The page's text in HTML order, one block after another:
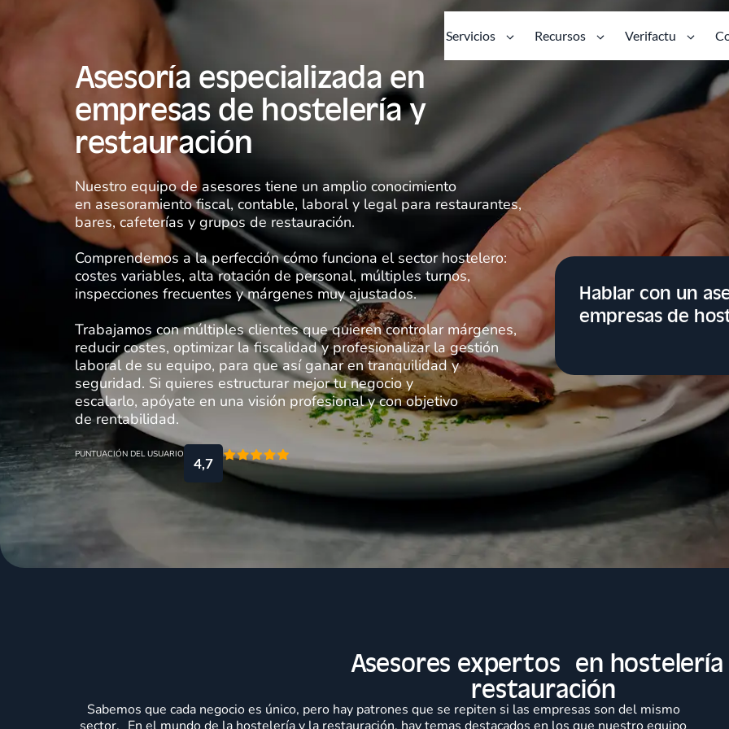
Servicios Recursos Verifactu
Asesoría especializada en
empresas de hostelería y
restauración
Nuestro equipo de asesores tiene un amplio conocimiento
en asesoramiento fiscal, contable, laboral y legal para restaurantes,
bares, cafeterías y grupos de restauración.
Comprendemos a la perfección cómo funciona el sector hostelero:
costes variables, alta rotación de personal, múltiples turnos,
inspecciones frecuentes y márgenes muy ajustados.
Trabajamos con múltiples clientes que quieren controlar márgenes,
reducir costes, optimizar la fiscalidad y profesionalizar la gestión
laboral de su equipo, para que así ganar en tranquilidad y
seguridad. Si quieres estructurar mejor tu negocio y
escalarlo, apóyate en una visión profesional y con objetivo
de rentabilidad.
PUNTUACIÓN DEL USUARIO
4,7
Hablar con un
empresas de
Asesores expertos en
restauración
Sabemos que cada negocio es único, pero hay patrones que se repiten si las empresas son del mismo